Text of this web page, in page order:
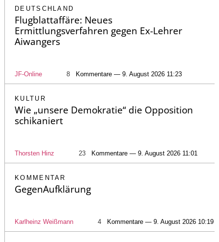
DEUTSCHLAND
Flugblattaffäre: Neues
Ermittlungsverfahren gegen Ex-Lehrer
Aiwangers
JF-Online 8 Kommentare — 9. August 2026 11:23
KULTUR
Wie „unsere Demokratie“ die Opposition
schikaniert
Thorsten Hinz 23 Kommentare — 9. August 2026 11:01
KOMMENTAR
GegenAufklärung
Karlheinz Weißmann 4 Kommentare — 9. August 2026 10:19